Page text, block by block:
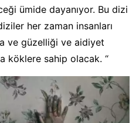
ümide dayanıyor. Bu dizi
her zaman insanları
ve güzelliği ve aidiyet
köklere sahip olacak. “